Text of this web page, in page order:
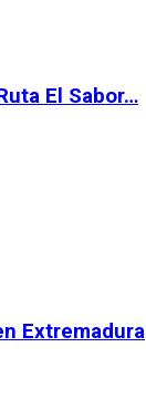
El Sabor…
Extremadura